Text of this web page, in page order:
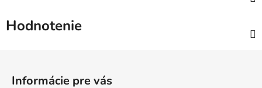
Hodnotenie
Informácie pre vás